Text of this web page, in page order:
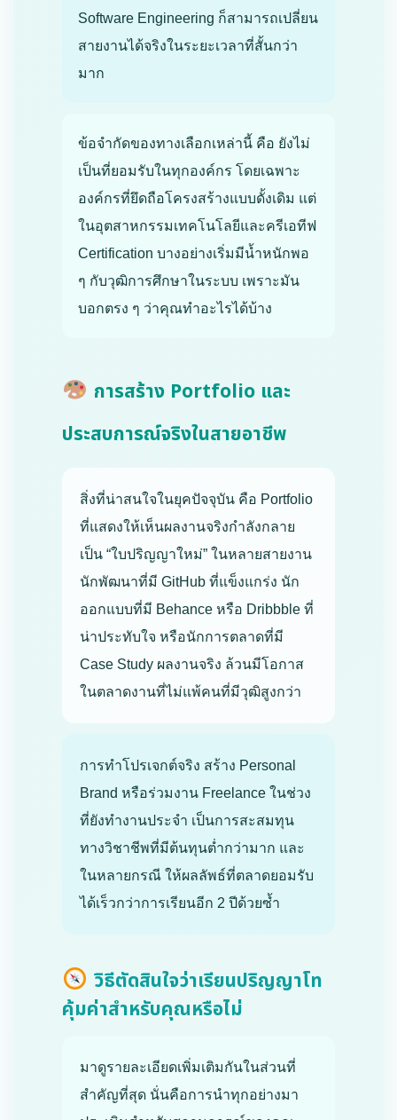
Software Engineering ก็สามารถเปลี่ยน
สายงานได้จริงในระยะเวลาที่สั้นกว่า
มาก
ข้อจำกัดของทางเลือกเหล่านี้ คือ ยังไม่
เป็นที่ยอมรับในทุกองค์กร โดยเฉพาะ
องค์กรที่ยึดถือโครงสร้างแบบดั้งเดิม แต่
ในอุตสาหกรรมเทคโนโลยีและครีเอทีฟ
Certification บางอย่างเริ่มมีน้ำหนักพอ
ๆ กับวุฒิการศึกษาในระบบ เพราะมัน
บอกตรง ๆ ว่าคุณทำอะไรได้บ้าง
การสร้าง Portfolio และ
ประสบการณ์จริงในสายอาชีพ
สิ่งที่น่าสนใจในยุคปัจจุบัน คือ Portfolio
ที่แสดงให้เห็นผลงานจริงกำลังกลาย
เป็น “ใบปริญญาใหม่” ในหลายสายงาน
นักพัฒนาที่มี GitHub ที่แข็งแกร่ง นัก
ออกแบบที่มี Behance หรือ Dribbble ที่
น่าประทับใจ หรือนักการตลาดที่มี
Case Study ผลงานจริง ล้วนมีโอกาส
ในตลาดงานที่ไม่แพ้คนที่มีวุฒิสูงกว่า
การทำโปรเจกต์จริง สร้าง Personal
Brand หรือร่วมงาน Freelance ในช่วง
ที่ยังทำงานประจำ เป็นการสะสมทุน
ทางวิชาชีพที่มีต้นทุนต่ำกว่ามาก และ
ในหลายกรณี ให้ผลลัพธ์ที่ตลาดยอมรับ
ได้เร็วกว่าการเรียนอีก 2 ปีด้วยซ้ำ
วิธีตัดสินใจว่าเรียนปริญญาโท
คุ้มค่าสำหรับคุณหรือไม่
มาดูรายละเอียดเพิ่มเติมกันในส่วนที่
สำคัญที่สุด นั่นคือการนำทุกอย่างมา